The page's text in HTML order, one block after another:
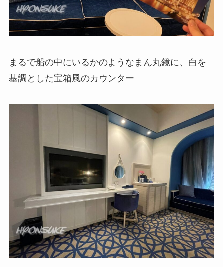
まるで船の中にいるかのようなまん丸鏡に、白を
基調とした宝箱風のカウンター